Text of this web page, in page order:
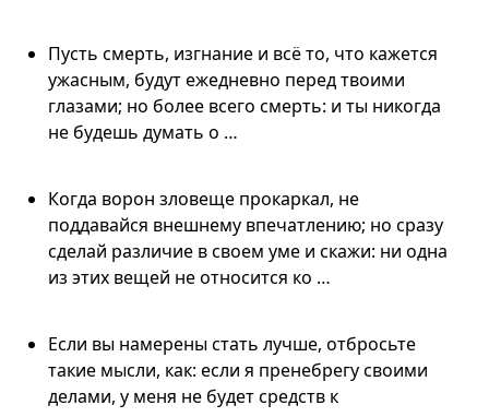
Пусть смерть, изгнание и всё то, что кажется
ужасным, будут ежедневно перед твоими
глазами; но более всего смерть: и ты никогда
не будешь думать о …
Когда ворон зловеще прокаркал, не
поддавайся внешнему впечатлению; но сразу
сделай различие в своем уме и скажи: ни одна
из этих вещей не относится ко …
Если вы намерены стать лучше, отбросьте
такие мысли, как: если я пренебрегу своими
делами, у меня не будет средств к